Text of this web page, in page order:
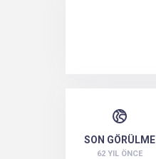
SON GÖRÜLME
62 YIL ÖNCE